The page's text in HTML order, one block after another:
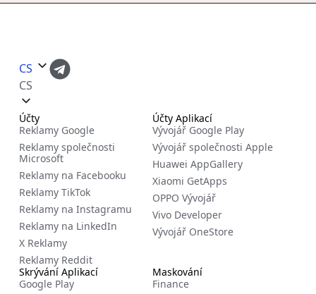
CS
CS
Účty
Reklamy Google
Reklamy společnosti
Microsoft
Reklamy na Facebooku
Reklamy TikTok
Reklamy na Instagramu
Reklamy na LinkedIn
X Reklamy
Reklamy Reddit
Maskování
Finance
Účty Aplikací
Vývojář Google Play
Vývojář společnosti Apple
Huawei AppGallery
Xiaomi GetApps
OPPO Vývojář
Vivo Developer
Vývojář OneStore
Skrývání Aplikací
Google Play